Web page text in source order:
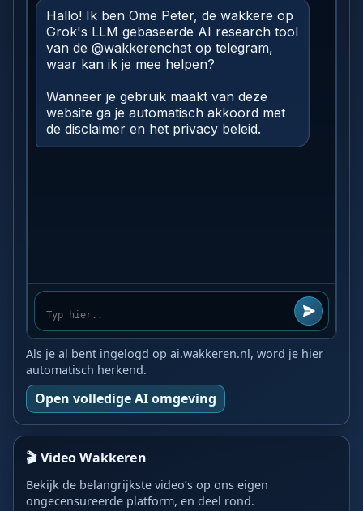
Als je al bent ingelogd op ai.wakkeren.nl, word je hier
automatisch herkend.
Open volledige AI omgeving
🎬 Video Wakkeren
Bekijk de belangrijkste video’s op ons eigen
ongecensureerde platform, en deel rond.